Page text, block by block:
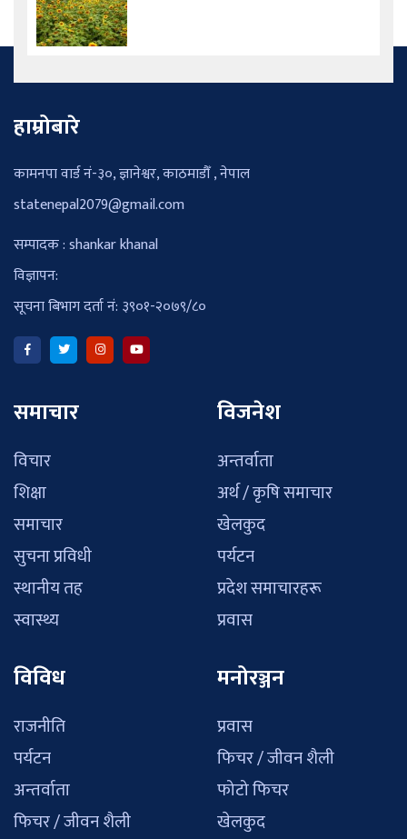
हाम्रोबारे
कामनपा वार्ड नं-३०, ज्ञानेश्वर, काठमाडौँ , नेपाल
statenepal2079@gmail.com
सम्पादक : shankar khanal
विज्ञापन:
सूचना बिभाग दर्ता नं: ३९०१-२०७९/८०
समाचार
विचार
शिक्षा
समाचार
सुचना प्रविधी
स्थानीय तह
स्वास्थ्य
विजनेश
अन्तर्वाता
अर्थ / कृषि समाचार
खेलकुद
पर्यटन
प्रदेश समाचारहरू
प्रवास
विविध
राजनीति
पर्यटन
अन्तर्वाता
फिचर / जीवन शैली
मनोरञ्जन
प्रवास
फिचर / जीवन शैली
फोटो फिचर
खेलकुद